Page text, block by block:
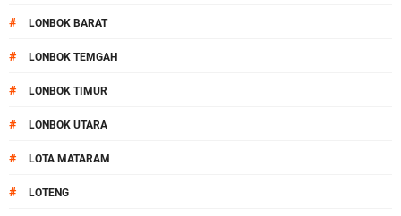
# LONBOK BARAT
# LONBOK TEMGAH
# LONBOK TIMUR
# LONBOK UTARA
# LOTA MATARAM
# LOTENG